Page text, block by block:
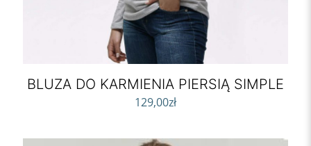
BLUZA DO KARMIENIA PIERSIĄ SIMPLE
129,00zł